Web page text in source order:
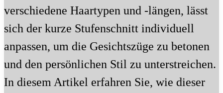
verschiedene Haartypen und -längen, lässt
sich der kurze Stufenschnitt individuell
anpassen, um die Gesichtszüge zu betonen
und den persönlichen Stil zu unterstreichen.
In diesem Artikel erfahren Sie, wie dieser